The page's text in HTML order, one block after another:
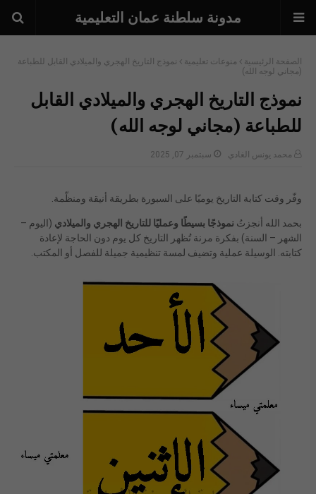
مدونة سلطنة عمان التعليمية
الصفحة الرئيسية منوعات تعليمية
نموذج التاريخ الهجري والميلادي القابل للطباعة
(مجاني لوجه الله)
نموذج التاريخ الهجري والميلادي القابل
للطباعة (مجاني لوجه الله)
محمد يونس الغادي سبتمبر 07, 2025
وفّر وقت كتابة التاريخ يوميًا على السبورة بطريقة أنيقة ومنظّمة.
بحمد الله أنجزتُ نموذجًا بسيطًا وعمليًا للتاريخ الهجري والميلادي (اليوم –
الشهر – السنة) بفكرة مرنة تُظهر التاريخ كل يوم دون الحاجة لإعادة
كتابته. الوسيلة عملية وتضيف لمسة تنظيمية جميلة للفصل أو المكتب.